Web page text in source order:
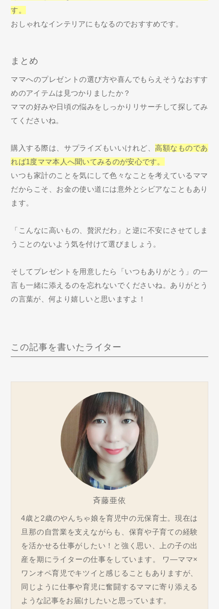
す。
おしゃれなインテリアにもなるのでおすすめです。
まとめ
ママへのプレゼントの選び方や喜んでもらえそうなおすす
めのアイテムは見つかりましたか？
ママの好みや日頃の悩みをしっかりリサーチして探してみ
てくださいね。
購入する際は、サプライズもいいけれど、高額なものであ
れば1度ママ本人へ聞いてみるのが安心です。
いつも家計のことを気にして色々なことを考えているママ
だからこそ、お金の使い道には意外とシビアなこともあり
ます。
「こんなに高いもの、贅沢だわ」と逆に不安にさせてしま
うことのないよう気を付けて選びましょう。
そしてプレゼントを用意したら「いつもありがとう」の一
言も一緒に添えるのを忘れないでくださいね。ありがとう
の言葉が、何より嬉しいと思いますよ！
この記事を書いたライター
斉藤亜依
4歳と2歳のやんちゃ娘を育児中の元保育士。現在は
旦那の自営業を支えながらも、保育や子育ての経験
を活かせる仕事がしたい！と強く思い、上の子の出
産を期にライターの仕事をしています。 ワ―ママ×
ワンオペ育児でキツイと感じることもありますが、
同じように仕事や育児に奮闘するママに寄り添える
ような記事をお届けしたいと思っています。